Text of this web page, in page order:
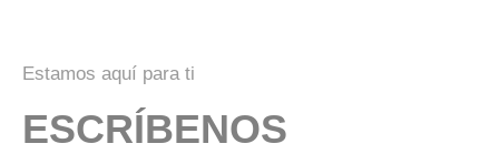
Estamos aquí para ti
ESCRÍBENOS